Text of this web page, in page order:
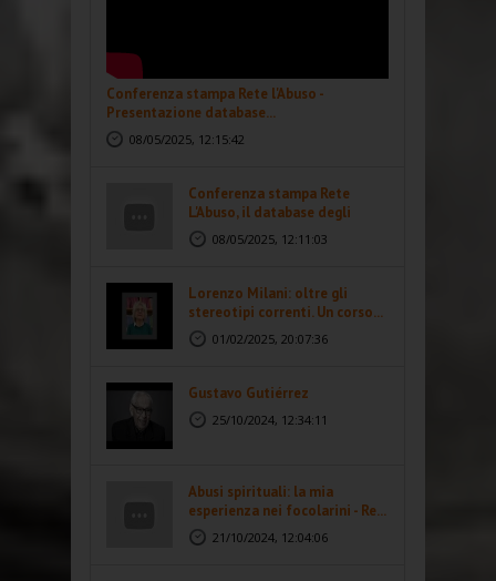
Conferenza stampa Rete l'Abuso -
Presentazione database...
08/05/2025, 12:15:42
Conferenza stampa Rete
L'Abuso, il database degli
abusi...08/05/2025, 12:11:03
Lorenzo Milani: oltre gli
stereotipi correnti. Un corso...
01/02/2025, 20:07:36
Gustavo Gutiérrez
25/10/2024, 12:34:11
Abusi spirituali: la mia
esperienza nei focolarini - Re...
21/10/2024, 12:04:06